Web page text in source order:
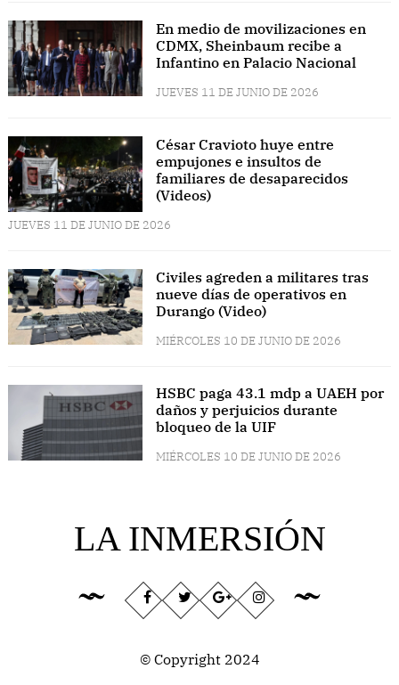
En medio de movilizaciones en
CDMX, Sheinbaum recibe a
Infantino en Palacio Nacional
JUEVES 11 DE JUNIO DE 2026
César Cravioto huye entre
empujones e insultos de
familiares de desaparecidos
(Videos)
JUEVES 11 DE JUNIO DE 2026
Civiles agreden a militares tras
nueve días de operativos en
Durango (Video)
MIÉRCOLES 10 DE JUNIO DE 2026
HSBC paga 43.1 mdp a UAEH por
daños y perjuicios durante
bloqueo de la UIF
MIÉRCOLES 10 DE JUNIO DE 2026
LA INMERSIÓN
© Copyright 2024